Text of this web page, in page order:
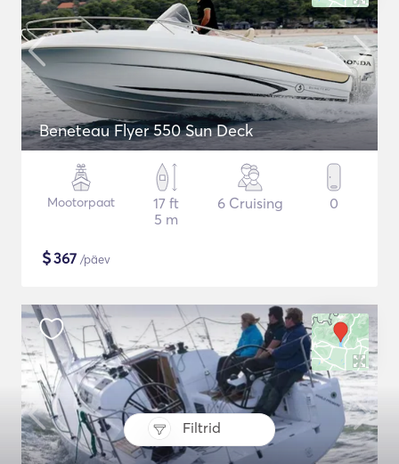
Filtrid
Beneteau Flyer 550 Sun Deck
Mootorpaat
17 ft
5 m
6 Cruising 0
$367 /päev